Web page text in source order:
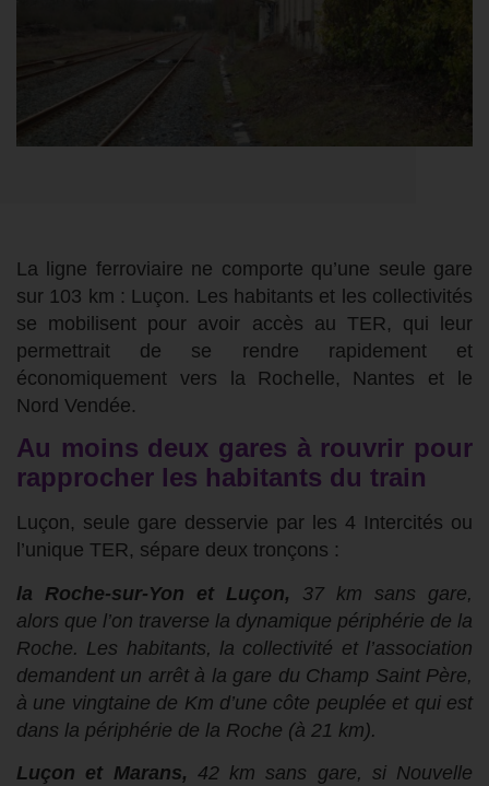
L a ligne ferroviaire ne comporte qu’une seule gare
sur 103 km : Luçon. Les habitants et les collectivités
se mobilisent pour avoir accès au TER, qui leur
permettrait de se rendre rapidement et
économiquement vers la Rochelle, Nantes et le
Nord Vendée.
Au moins deux gares à rouvrir pour
rapprocher les habitants du train
Luçon, seule gare desservie par les 4 Intercités ou
l’unique TER, sépare deux tronçons :
la Roche-sur-Yon et Luçon, 37 km sans gare,
alors que l’on traverse la dynamique périphérie de la
Roche. Les habitants, la collectivité et l’association
demandent un arrêt à la gare du Champ Saint Père,
à une vingtaine de Km d’une côte peuplée et qui est
dans la périphérie de la Roche (à 21 km).
Luçon et Marans, 42 km sans gare, si Nouvelle